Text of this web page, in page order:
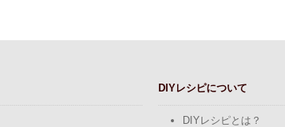
DIYレシピについて
DIYレシピとは？